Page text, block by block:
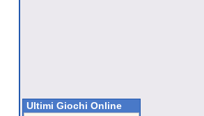
Ultimi Giochi Online